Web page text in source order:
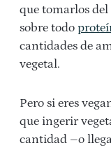
que tomarlos
sobre todo
cantidades de
vegetal.
Pero si eres
que ingerir
cantidad –o